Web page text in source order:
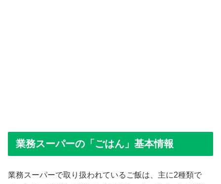
業務スーパーの「ごはん」基本情報
業務スーパーで取り扱われているご飯は、主に2種類で